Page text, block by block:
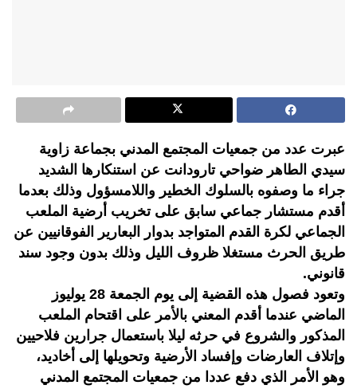
عبرت عدد من جمعيات المجتمع المدني بجماعة زاوية
سيدي الطاهر ضواحي تارودانت عن استنكارها الشديد
جراء ما وصفوه بالسلوك الخطير واللامسؤول وذلك بعدما
أقدم مستشار جماعي سابق على تخريب أرضية الملعب
الجماعي لكرة القدم المتواجد بدوار البعارير الفوقانيين عن
طريق الحرث مستغلا ظروف الليل وذلك بدون وجود سند
قانوني.
وتعود فصول هذه القضية إلى يوم الجمعة 28 يوليوز
الماضي عندما أقدم المعني بالأمر على اقتحام الملعب
المذكور والشروع في حرثه ليلا باستعمال جرارين فلاحيين
وإتلاف العارضات وإفساد الأرضية وتحويلها إلى أخاديد،
وهو الأمر الذي دفع عددا من جمعيات المجتمع المدني